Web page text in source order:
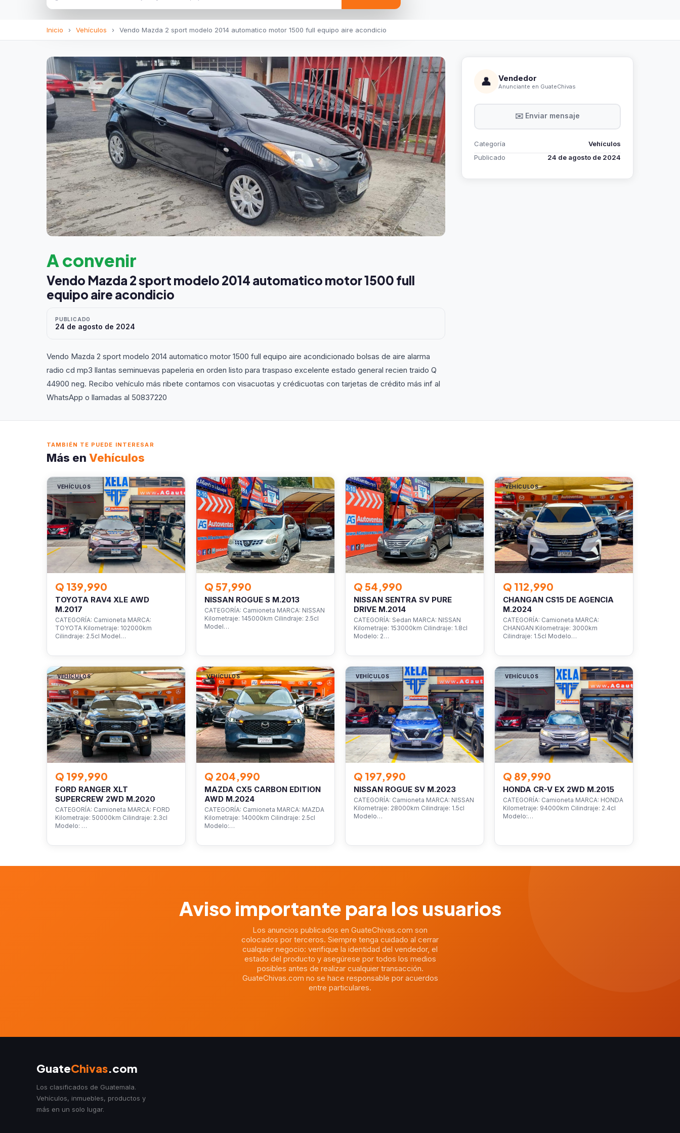
Inicio › Vehículos › Vendo Mazda 2 sport modelo 2014 automatico motor 1500 full equipo aire acondicio
A convenir
Vendo Mazda 2 sport modelo 2014 automatico motor 1500 full
equipo aire acondicio
PUBLICADO
24 de agosto de 2024
Vendo Mazda 2 sport modelo 2014 automatico motor 1500 full equipo aire acondicionado bolsas de aire alarma
radio cd mp3 llantas seminuevas papeleria en orden listo para traspaso excelente estado general recien traido Q
44900 neg. Recibo vehículo más ribete contamos con visacuotas y crédicuotas con tarjetas de crédito más inf al
WhatsApp o llamadas al 50837220
👤 Vendedor
Anunciante en GuateChivas
✉️ Enviar mensaje
Categoría
Vehículos
Publicado
24 de agosto de 2024
TAMBIÉN TE PUEDE INTERESAR
Más en Vehículos
VEHÍCULOS
Q 139,990
TOYOTA RAV4 XLE AWD
M.2017
CATEGORÍA: Camioneta MARCA:
TOYOTA Kilometraje: 102000km
Cilindraje: 2.5cl Model…
VEHÍCULOS
Q 57,990
NISSAN ROGUE S M.2013
CATEGORÍA: Camioneta MARCA: NISSAN
Kilometraje: 145000km Cilindraje: 2.5cl
Model…
VEHÍCULOS
Q 54,990
NISSAN SENTRA SV PURE
DRIVE M.2014
CATEGORÍA: Sedan MARCA: NISSAN
Kilometraje: 153000km Cilindraje: 1.8cl
Modelo: 2…
VEHÍCULOS
Q 112,990
CHANGAN CS15 DE AGENCIA
M.2024
CATEGORÍA: Camioneta MARCA:
CHANGAN Kilometraje: 3000km
Cilindraje: 1.5cl Modelo…
VEHÍCULOS
Q 199,990
FORD RANGER XLT
SUPERCREW 2WD M.2020
CATEGORÍA: Camioneta MARCA: FORD
Kilometraje: 50000km Cilindraje: 2.3cl
Modelo: …
VEHÍCULOS
Q 204,990
MAZDA CX5 CARBON EDITION
AWD M.2024
CATEGORÍA: Camioneta MARCA: MAZDA
Kilometraje: 14000km Cilindraje: 2.5cl
Modelo:…
VEHÍCULOS
Q 197,990
NISSAN ROGUE SV M.2023
CATEGORÍA: Camioneta MARCA: NISSAN
Kilometraje: 28000km Cilindraje: 1.5cl
Modelo…
VEHÍCULOS
Q 89,990
HONDA CR-V EX 2WD M.2015
CATEGORÍA: Camioneta MARCA: HONDA
Kilometraje: 94000km Cilindraje: 2.4cl
Modelo:…
Aviso importante para los usuarios
Los anuncios publicados en GuateChivas.com son
colocados por terceros. Siempre tenga cuidado al cerrar
cualquier negocio: verifique la identidad del vendedor, el
estado del producto y asegúrese por todos los medios
posibles antes de realizar cualquier transacción.
GuateChivas.com no se hace responsable por acuerdos
entre particulares.
GuateChivas.com
Los clasificados de Guatemala.
Vehículos, inmuebles, productos y
más en un solo lugar.